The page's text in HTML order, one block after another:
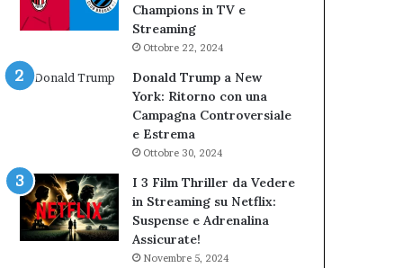
Champions in TV e
Streaming
Ottobre 22, 2024
Donald Trump a New
York: Ritorno con una
Campagna Controversiale
e Estrema
Ottobre 30, 2024
I 3 Film Thriller da Vedere
in Streaming su Netflix:
Suspense e Adrenalina
Assicurate!
Novembre 5, 2024